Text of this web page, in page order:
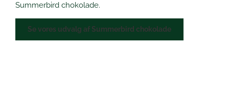
Summerbird chokolade.
Se vores udvalg af Summerbird chokolade